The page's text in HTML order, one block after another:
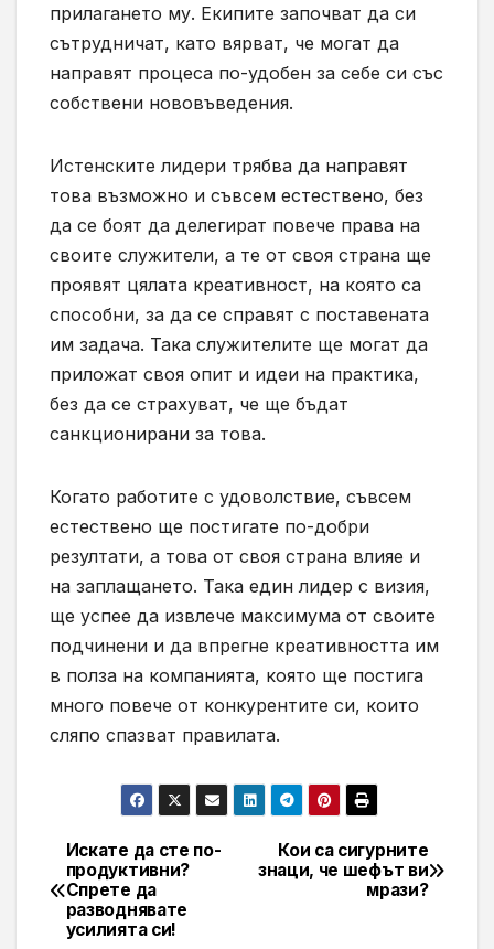
прилагането му. Екипите започват да си
сътрудничат, като вярват, че могат да
направят процеса по-удобен за себе си със
собствени нововъведения.
Истенските лидери трябва да направят
това възможно и съвсем естествено, без
да се боят да делегират повече права на
своите служители, а те от своя страна ще
проявят цялата креативност, на която са
способни, за да се справят с поставената
им задача. Така служителите ще могат да
приложат своя опит и идеи на практика,
без да се страхуват, че ще бъдат
санкционирани за това.
Когато работите с удоволствие, съвсем
естествено ще постигате по-добри
резултати, а това от своя страна влияе и
на заплащането. Така един лидер с визия,
ще успее да извлече максимума от своите
подчинени и да впрегне креативността им
в полза на компанията, която ще постига
много повече от конкурентите си, които
сляпо спазват правилата.
Навигация
Кои са сигурните
знаци, че шефът ви
мрази?
Искате да сте по-
продуктивни?
Спрете да
разводнявате
усилията си!